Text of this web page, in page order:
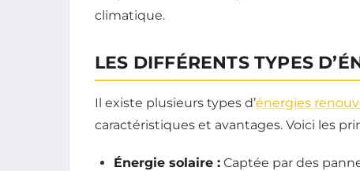
climatique.
LES DIFFÉRENTS TYPES
Il existe plusieurs types d’énergies
caractéristiques et avantages. Voici les
Énergie solaire : Captée par des